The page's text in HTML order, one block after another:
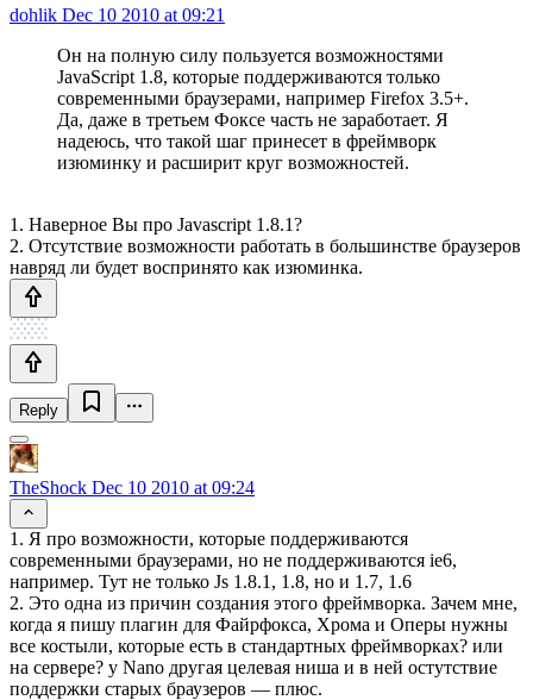
dohlik Dec 10 2010 at 09:21
Он на полную силу пользуется возможностями
JavaScript 1.8, которые поддерживаются только
современными браузерами, например Firefox 3.5+.
Да, даже в третьем Фоксе часть не заработает. Я
надеюсь, что такой шаг принесет в фреймворк
изюминку и расширит круг возможностей.
1. Наверное Вы про Javascript 1.8.1?
2. Отсутствие возможности работать в большинстве браузеров
навряд ли будет воспринято как изюминка.
Reply
TheShock Dec 10 2010 at 09:24
1. Я про возможности, которые поддерживаются
современными браузерами, но не поддерживаются ie6,
например. Тут не только Js 1.8.1, 1.8, но и 1.7, 1.6
2. Это одна из причин создания этого фреймворка. Зачем мне,
когда я пишу плагин для Файрфокса, Хрома и Оперы нужны
все костыли, которые есть в стандартных фреймворках? или
на сервере? у Nano другая целевая ниша и в ней остутствие
поддержки старых браузеров — плюс.